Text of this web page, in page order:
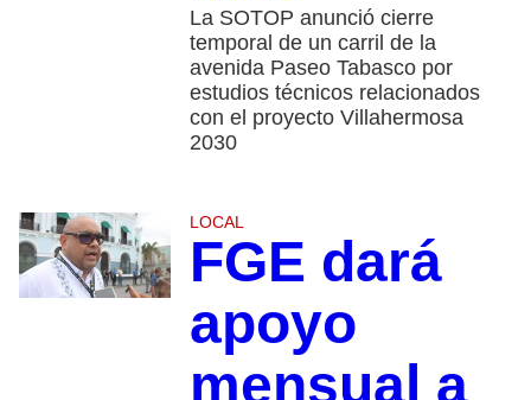
La SOTOP anunció cierre
temporal de un carril de la
avenida Paseo Tabasco por
estudios técnicos relacionados
con el proyecto Villahermosa
2030
LOCAL
FGE dará
apoyo
mensual a